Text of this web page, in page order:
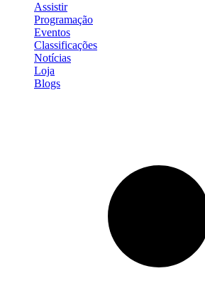
Assistir
Programação
Eventos
Classificações
Notícias
Loja
Blogs